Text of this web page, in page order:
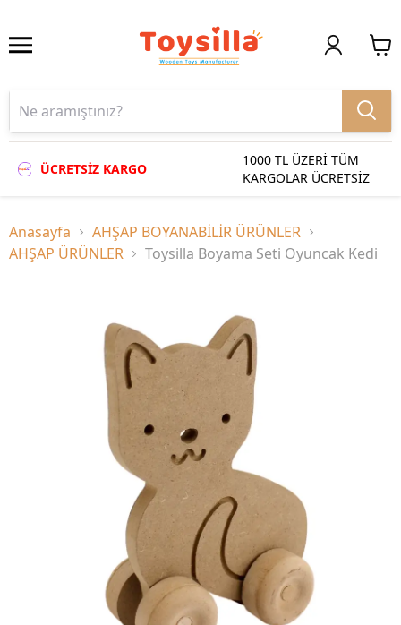
ÜCRETSİZ KARGO
1000 TL ÜZERİ TÜM
KARGOLAR ÜCRETSİZ
Anasayfa
AHŞAP BOYANABİLİR ÜRÜNLER
AHŞAP ÜRÜNLER
Toysilla Boyama Seti Oyuncak Kedi